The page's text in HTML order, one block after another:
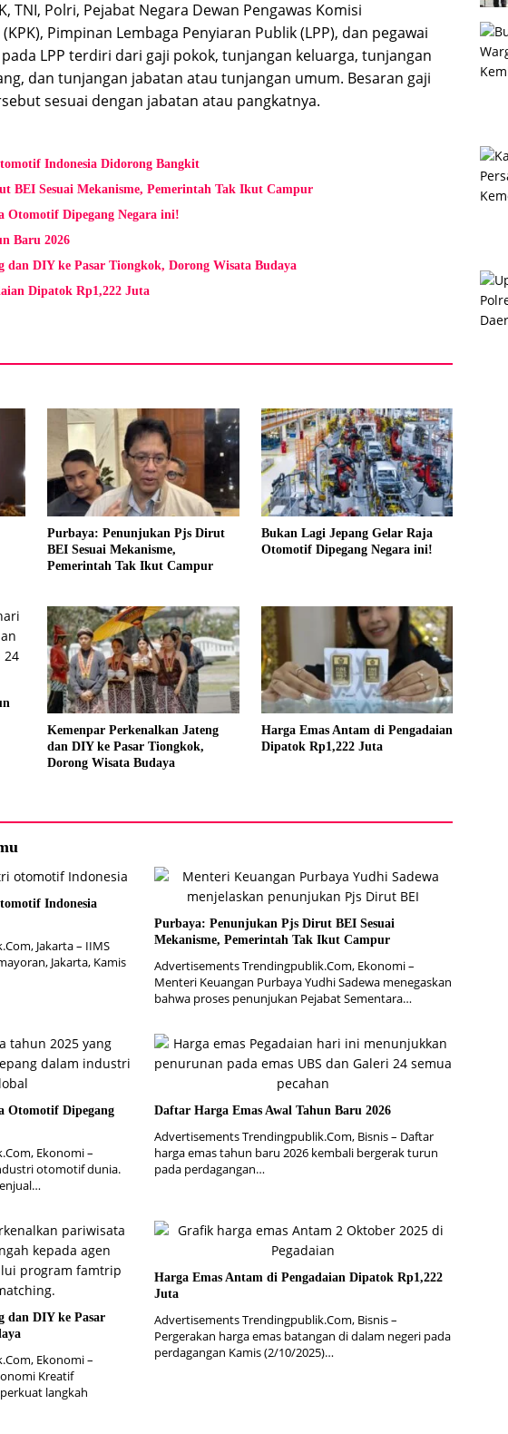
TNI, Polri, Pejabat Negara Dewan Pengawas Komisi
Pimpinan Lembaga Penyiaran Publik (LPP), dan pegawai
LPP terdiri dari gaji pokok, tunjangan keluarga, tunjangan
dan tunjangan jabatan atau tunjangan umum. Besaran gaji
sesuai dengan jabatan atau pangkatnya.
Indonesia Didorong Bangkit
BEI Sesuai Mekanisme, Pemerintah Tak Ikut Campur
Otomotif Dipegang Negara ini!
Baru 2026
dan DIY ke Pasar Tiongkok, Dorong Wisata Budaya
Dipatok Rp1,222 Juta
Purbaya: Penunjukan Pjs Dirut
BEI Sesuai Mekanisme,
Pemerintah Tak Ikut Campur
Bukan Lagi Jepang Gelar Raja
Otomotif Dipegang Negara ini!
Kemenpar Perkenalkan Jateng
dan DIY ke Pasar Tiongkok,
Dorong Wisata Budaya
Harga Emas Antam di Pengadaian
Dipatok Rp1,222 Juta
Indonesia
Jakarta – IIMS
Jakarta, Kamis
Purbaya: Penunjukan Pjs Dirut BEI Sesuai
Mekanisme, Pemerintah Tak Ikut Campur
Advertisements Trendingpublik.Com, Ekonomi –
Menteri Keuangan Purbaya Yudhi Sadewa menegaskan
bahwa proses penunjukan Pejabat Sementara…
Otomotif Dipegang
Ekonomi –
otomotif dunia.
Daftar Harga Emas Awal Tahun Baru 2026
Advertisements Trendingpublik.Com, Bisnis – Daftar
harga emas tahun baru 2026 kembali bergerak turun
pada perdagangan…
dan DIY ke Pasar
Ekonomi –
Kreatif
langkah
Harga Emas Antam di Pengadaian Dipatok Rp1,222
Juta
Advertisements Trendingpublik.Com, Bisnis –
Pergerakan harga emas batangan di dalam negeri pada
perdagangan Kamis (2/10/2025)…